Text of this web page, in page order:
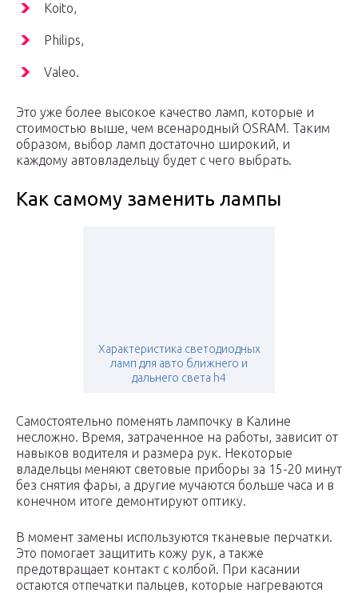
Koito,
Philips,
Valeo.
Это уже более высокое качество ламп, которые и
стоимостью выше, чем всенародный OSRAM. Таким
образом, выбор ламп достаточно широкий, и
каждому автовладельцу будет с чего выбрать.
Как самому заменить лампы
Характеристика светодиодных
ламп для авто ближнего и
дальнего света h4
Самостоятельно поменять лампочку в Калине
несложно. Время, затраченное на работы, зависит от
навыков водителя и размера рук. Некоторые
владельцы меняют световые приборы за 15-20 минут
без снятия фары, а другие мучаются больше часа и в
конечном итоге демонтируют оптику.
В момент замены используются тканевые перчатки.
Это помогает защитить кожу рук, а также
предотвращает контакт с колбой. При касании
остаются отпечатки пальцев, которые нагреваются